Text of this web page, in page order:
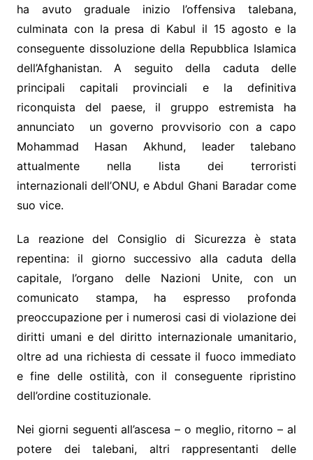
ha avuto graduale inizio l’offensiva talebana,
culminata con la presa di Kabul il 15 agosto e la
conseguente dissoluzione della Repubblica Islamica
dell’Afghanistan. A seguito della caduta delle
principali capitali provinciali e la definitiva
riconquista del paese, il gruppo estremista ha
annunciato un governo provvisorio con a capo
Mohammad Hasan Akhund, leader talebano
attualmente nella lista dei terroristi
internazionali dell’ONU, e Abdul Ghani Baradar come
suo vice.
La reazione del Consiglio di Sicurezza è stata
repentina: il giorno successivo alla caduta della
capitale, l’organo delle Nazioni Unite, con un
comunicato stampa, ha espresso profonda
preoccupazione per i numerosi casi di violazione dei
diritti umani e del diritto internazionale umanitario,
oltre ad una richiesta di cessate il fuoco immediato
e fine delle ostilità, con il conseguente ripristino
dell’ordine costituzionale.
Nei giorni seguenti all’ascesa – o meglio, ritorno – al
potere dei talebani, altri rappresentanti delle